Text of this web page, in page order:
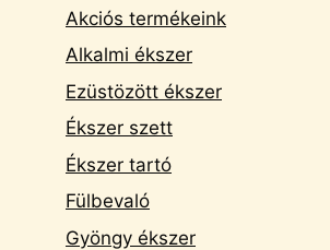
Akciós termékeink
Alkalmi ékszer
Ezüstözött ékszer
Ékszer szett
Ékszer tartó
Fülbevaló
Gyöngy ékszer